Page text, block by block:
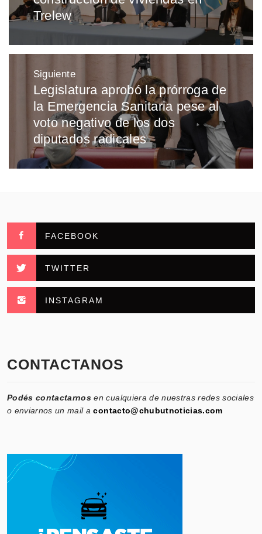
Trelew
Siguiente
Entrada
siguiente:
Legislatura aprobó la prórroga de
la Emergencia Sanitaria pese al
voto negativo de los dos
diputados radicales
FACEBOOK
TWITTER
INSTAGRAM
CONTACTANOS
Podés contactarnos en cualquiera de nuestras redes sociales
o enviarnos un mail acontacto@chubutnoticias.com